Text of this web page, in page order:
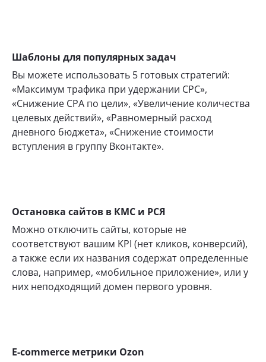
Шаблоны для популярных задач
Вы можете использовать 5 готовых стратегий:
«Максимум трафика при удержании СРС»,
«Снижение СРА по цели», «Увеличение количества
целевых действий», «Равномерный расход
дневного бюджета», «Снижение стоимости
вступления в группу Вконтакте».
Остановка сайтов в КМС и РСЯ
Можно отключить сайты, которые не
соответствуют вашим KPI (нет кликов, конверсий),
а также если их названия содержат определенные
слова, например, «мобильное приложение», или у
них неподходящий домен первого уровня.
E-commerce метрики Ozon